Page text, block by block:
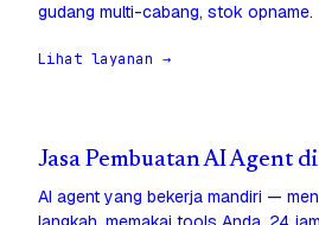
gudang multi-cabang, stok opname.
Lihat layanan →
Jasa Pembuatan AI Agent
AI agent yang bekerja mandiri —